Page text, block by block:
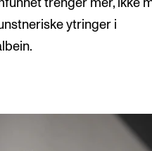
trenger mer, ikke
ytringer i